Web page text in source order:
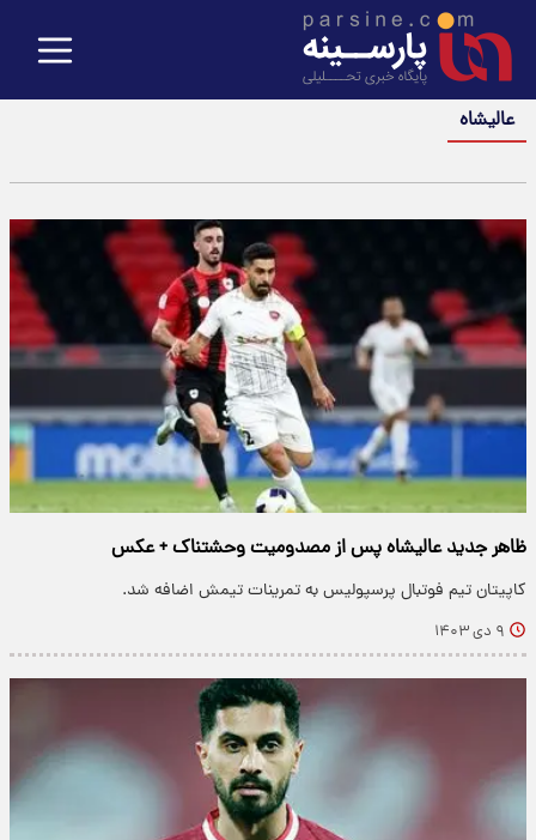
عالیشاه
ظاهر جدید عالیشاه پس از مصدومیت وحشتناک + عکس
کاپیتان تیم فوتبال پرسپولیس به تمرینات تیمش اضافه شد.
۹ دی ۱۴۰۳